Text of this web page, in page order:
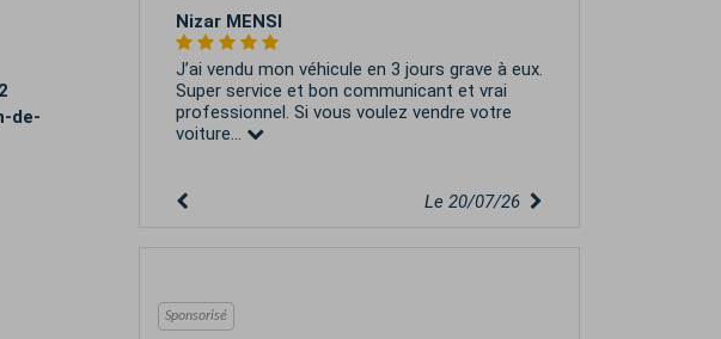
de-
Nizar MENSI
J’ai vendu mon véhicule en 3 jours grave à eux.
Super service et bon communicant et vrai
professionnel. Si vous voulez vendre votre
voiture...
Le 20/07/26